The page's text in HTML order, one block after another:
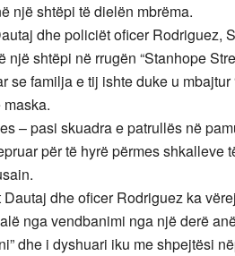
një shtëpi të dielën mbrëma.
dhe policiët oficer Rodriguez,
një shtëpi në rrugën “Stanhope
se familja e tij ishte duke u mbajtur
– pasi skuadra e patrullës në
për të hyrë përmes shkalleve
dhe oficer Rodriguez ka
nga vendbanimi nga një derë
dhe i dyshuari iku me shpejtësi